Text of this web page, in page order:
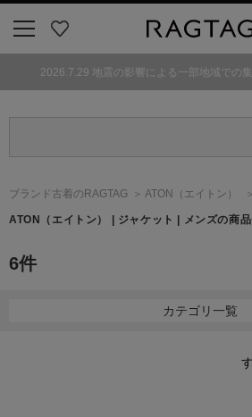
気
2026.7.29 地震の影響による一部地域での
ブランド古着のRAGTAG ATON （エイトン）
ATON （エイトン） | ジャケット | メンズの商
6件
カテゴリ一覧